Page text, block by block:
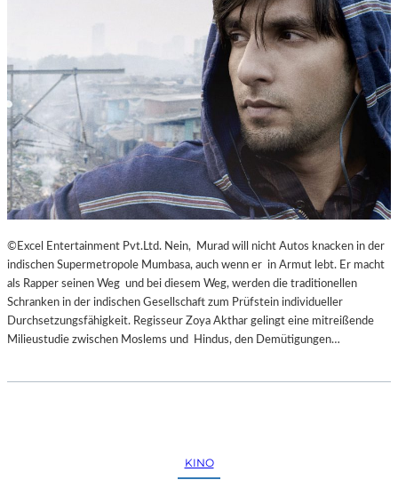
©Excel Entertainment Pvt.Ltd. Nein, Murad will nicht Autos knacken in der
indischen Supermetropole Mumbasa, auch wenn er in Armut lebt. Er macht
als Rapper seinen Weg und bei diesem Weg, werden die traditionellen
Schranken in der indischen Gesellschaft zum Prüfstein individueller
Durchsetzungsfähigkeit. Regisseur Zoya Akthar gelingt eine mitreißende
Milieustudie zwischen Moslems und Hindus, den Demütigungen…
KINO